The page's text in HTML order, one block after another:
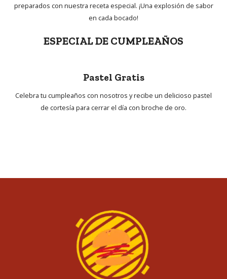
preparados con nuestra receta especial. ¡Una explosión de sabor
en cada bocado!
ESPECIAL DE CUMPLEAÑOS
Pastel Gratis
Celebra tu cumpleaños con nosotros y recibe un delicioso pastel
de cortesía para cerrar el día con broche de oro.